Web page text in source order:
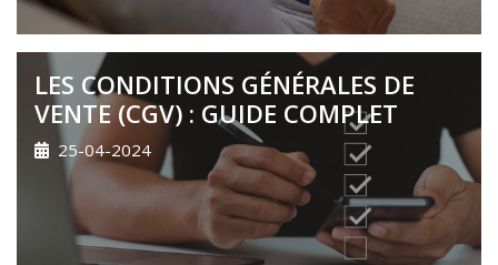
LES CONDITIONS GÉNÉRALES DE
VENTE (CGV) : GUIDE COMPLET
25-04-2024